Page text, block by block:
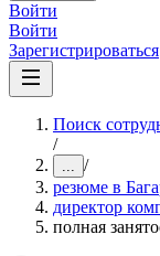
Войти
Войти
Зарегистрироваться
Поиск
/
... /
резюме в
директор
полная